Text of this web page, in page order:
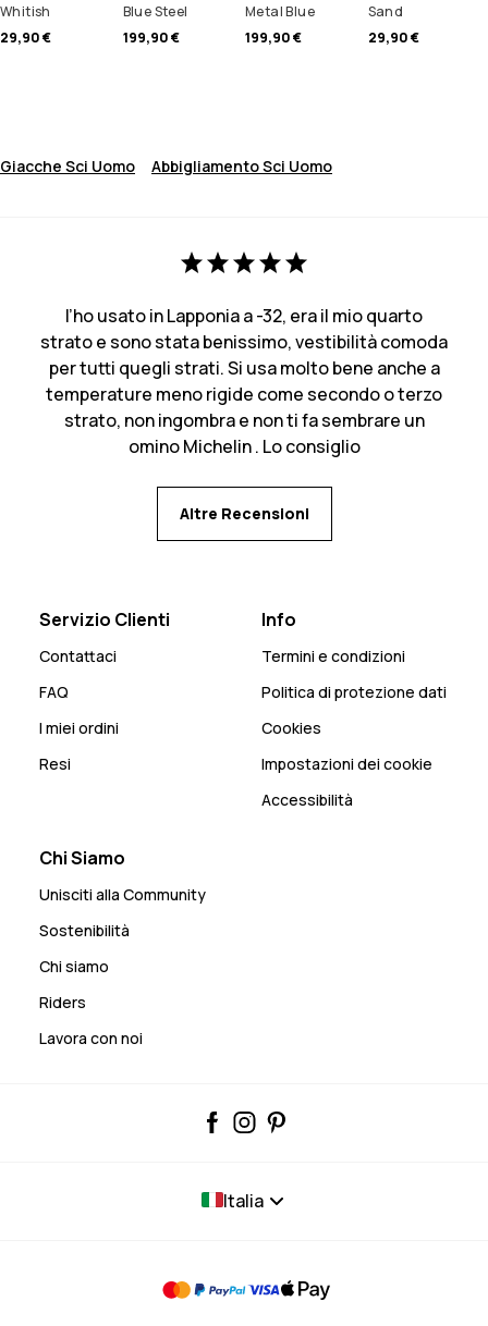
Whitish
29,90 €
Blue Steel
199,90 €
Metal Blue
199,90 €
Sand
29,90 €
Giacche Sci Uomo Abbigliamento Sci Uomo
l’ho usato in Lapponia a -32, era il mio quarto
strato e sono stata benissimo, vestibilità comoda
per tutti quegli strati. Si usa molto bene anche a
temperature meno rigide come secondo o terzo
strato, non ingombra e non ti fa sembrare un
omino Michelin . Lo consiglio
Altre Recensioni
Servizio Clienti
Contattaci
FAQ
I miei ordini
Resi
Info
Termini e condizioni
Politica di protezione dati
Cookies
Impostazioni dei cookie
Accessibilità
Chi Siamo
Unisciti alla Community
Sostenibilità
Chi siamo
Riders
Lavora con noi
Italia